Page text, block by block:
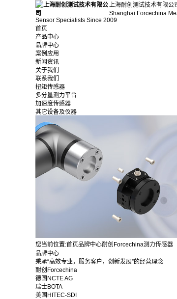
上海耐创测试技术有限公
Shanghai Forcechina
Sensor Specialists Since 2009
首页
产品中心
品牌中心
案例应用
新闻资讯
关于我们
联系我们
扭矩传感器
多分量测力平台
加速度传感器
其它设备及仪器
您当前位置:首页品牌中心耐创Forcechina测力传感器
品牌中心
秉承“高效专业，服务客户，创新发展”的经营理念
耐创Forcechina
德国NCTE AG
瑞士BOTA
美国HITEC-SDI